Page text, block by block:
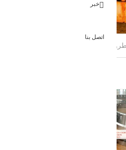
خبر
اتصل بنا